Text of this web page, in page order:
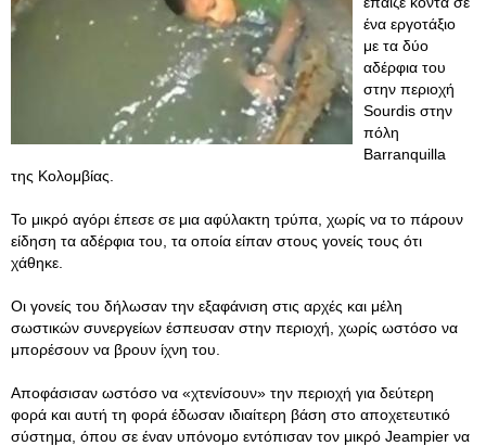
ένα εργοτάξιο
με τα δύο
αδέρφια του
στην περιοχή
Sourdis στην
πόλη
Barranquilla
της Κολομβίας.
Το μικρό αγόρι έπεσε σε μια αφύλακτη τρύπα, χωρίς να το πάρουν
είδηση τα αδέρφια του, τα οποία είπαν στους γονείς τους ότι
χάθηκε.
Οι γονείς του δήλωσαν την εξαφάνιση στις αρχές και μέλη
σωστικών συνεργείων έσπευσαν στην περιοχή, χωρίς ωστόσο να
μπορέσουν να βρουν ίχνη του.
Αποφάσισαν ωστόσο να «χτενίσουν» την περιοχή για δεύτερη
φορά και αυτή τη φορά έδωσαν ιδιαίτερη βάση στο αποχετευτικό
σύστημα, όπου σε έναν υπόνομο εντόπισαν τον μικρό Jeampier να